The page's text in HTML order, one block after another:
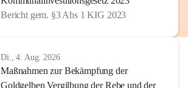
Bericht gem. §3 Abs 1 KIG 2023
Di., 4. Aug. 2026
Maßnahmen zur Bekämpfung der
Goldgelben Vergilbung der Rebe und der